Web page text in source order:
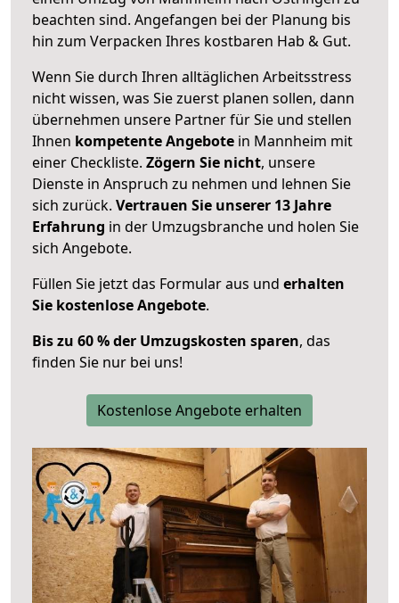
beachten sind. Angefangen bei der Planung bis
hin zum Verpacken Ihres kostbaren Hab & Gut.
Wenn Sie durch Ihren alltäglichen Arbeitsstress
nicht wissen, was Sie zuerst planen sollen, dann
übernehmen unsere Partner für Sie und stellen
Ihnen kompetente Angebote in Mannheim mit
einer Checkliste. Zögern Sie nicht, unsere
Dienste in Anspruch zu nehmen und lehnen Sie
sich zurück. Vertrauen Sie unserer 13 Jahre
Erfahrung in der Umzugsbranche und holen Sie
sich Angebote.
Füllen Sie jetzt das Formular aus und erhalten
Sie kostenlose Angebote.
Bis zu 60 % der Umzugskosten sparen, das
finden Sie nur bei uns!
Kostenlose Angebote erhalten